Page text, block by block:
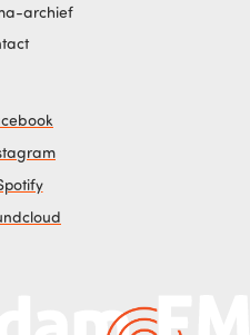
archief